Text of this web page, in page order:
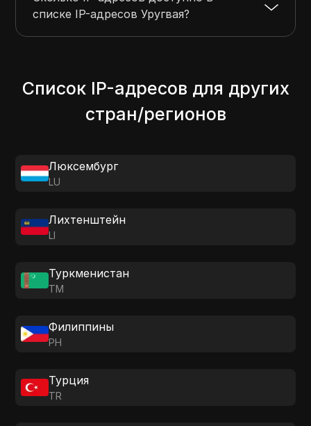
списке IP-адресов Уругвая?
Список IP-адресов для других
стран/регионов
Люксембург
LU
Лихтенштейн
LI
Туркменистан
TM
Филиппины
PH
Турция
TR